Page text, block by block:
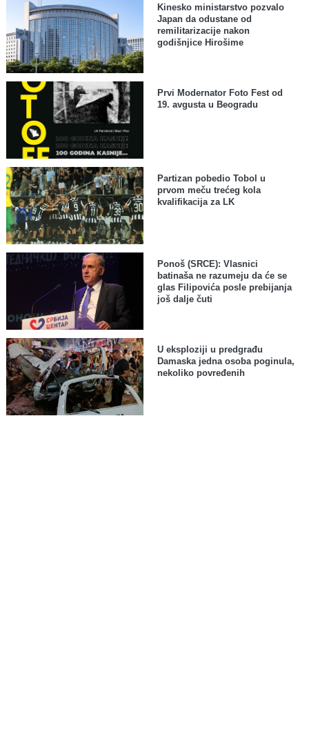
Kinesko ministarstvo pozvalo
Japan da odustane od
remilitarizacije nakon
godišnjice Hirošime
Prvi Modernator Foto Fest od
19. avgusta u Beogradu
Partizan pobedio Tobol u
prvom meču trećeg kola
kvalifikacija za LK
Ponoš (SRCE): Vlasnici
batinaša ne razumeju da će se
glas Filipovića posle prebijanja
još dalje čuti
U eksploziji u predgrađu
Damaska jedna osoba poginula,
nekoliko povređenih